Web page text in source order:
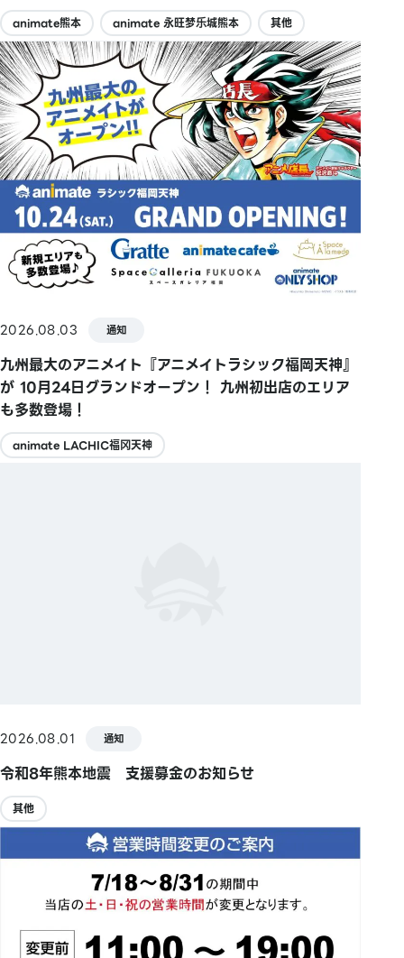
animate熊本 animate 永旺梦乐城熊本 其他
2026.08.03 通知
九州最大のアニメイト『アニメイトラシック福岡天神』
が 10月24日グランドオープン！ 九州初出店のエリア
も多数登場！
animate LACHIC福冈天神
2026.08.01 通知
令和8年熊本地震 支援募金のお知らせ
其他